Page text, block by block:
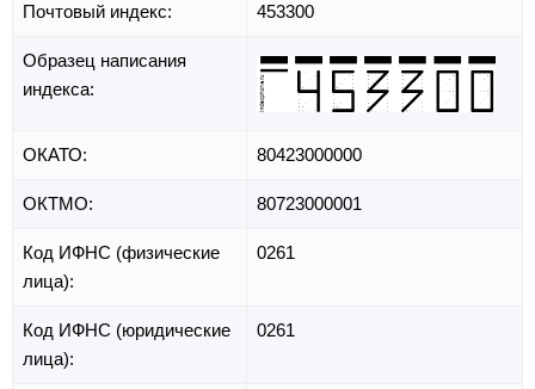
Почтовый индекс: 453300
Образец написания
индекса:
ОКАТО: 80423000000
ОКТМО: 80723000001
Код ИФНС (физические
лица):
0261
Код ИФНС (юридические
лица):
0261